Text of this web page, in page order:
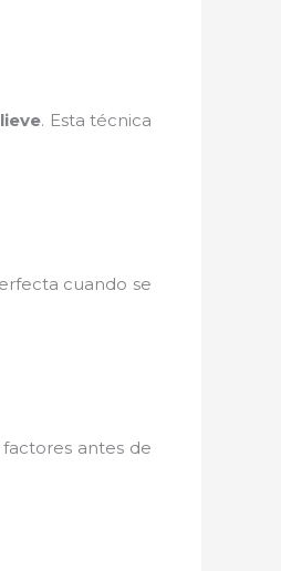
. Esta técnica
cuando se
antes de